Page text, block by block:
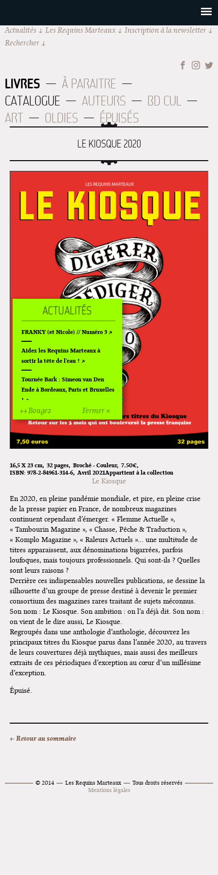
Actualités Les Requins Marteaux
Inscription à la newsletter
Rechercher
LIVRES
À PARAITRE
CATALOGUE
AUTEURS
BD CUL
ART
OLDIES ÉPUISÉS
LE KIOSQUE 2020
16,5 X 23 cm 32 pages Broché - Couleur 7.50€
ISBN: 978-2-84961-314-6 Avril 2021Appartient à la collection
Le Kiosque
En 2020, en pleine pandémie mondiale, et pire, en pleine crise
de la presse papier en France, de nombreux magazines
continuent cependant d’émerger. « Flemme Actuelle »,
« Tambourin Magazine », « Chasse, Pêche & Traduction »,
« Komplo Magazine », « Raleurs Actuels »... une multitude de
titres apparaissent, aux dénominations bigarrées, parfois
loufoques, mais toujours professionnels. Qui sont-ils ? Quelles
sont leurs raisons ?
Derrière ces indispensables nouvelles publications, se dessine la
silhouette d’un groupe de presse destiné à devenir le premier
consortium des magazines rares traitant de sujets méconnus.
Son nom : Le Kiosque. Son ambition : on l’a déjà dit. Son nom :
on vient de le dire aussi, Le Kiosque.
Regroupés dans une anthologie d’anthologie, découvrez les
principaux titres du Kiosque parus dans l’année 2020, au travers
de leurs couvertures déjà mythiques, mais aussi des meilleurs
extraits de ces périodiques d’exception au cœur d’un millésime
d’exception.
Épuisé.
← Retour au sommaire
© 2014 Les Requins Marteaux
Tous droits réservés
Mentions légales
Fermer ×
↔ Bougez
FRANKY (et Nicole) // Numéro 3
Aidez les Requins Marteaux à
sortir la tête de l'eau !
Tournée Bark : Simeon van Den
Ende à Bordeaux, Paris et Bruxelles
!
Off Of Off d'Angoulême 2024
Superette de noël à Pola
Montpellier !
Lancements de "Ras le bol" de
Cardon
Exposition "Fungirl : Funeral
Home" à Colomiers
Tournée "Vulva Viking" : Elizabeth
Pich à Paris et Vincennes !
Dédicace de Gwénola Carrère à
Bruxelles